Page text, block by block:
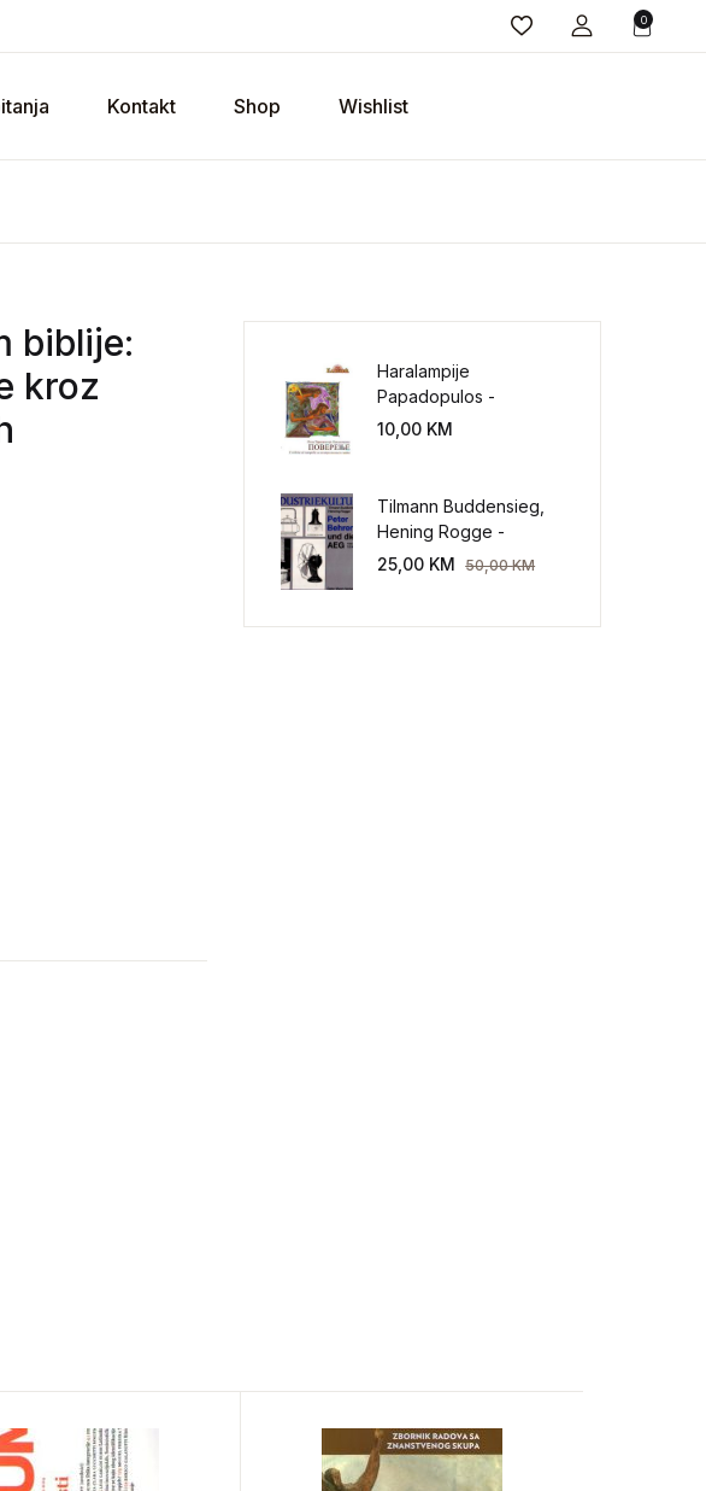
0
Kontakt Shop Wishlist
biblije:
kroz
Haralampije
Papadopulos -
Poverenje: sloboda od
10,00 KM
Tilmann Buddensieg,
Hening Rogge -
Industriekultur: Peter
25,00 KM 50,00KM